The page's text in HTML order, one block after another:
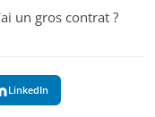
un gros contrat ?
LinkedIn